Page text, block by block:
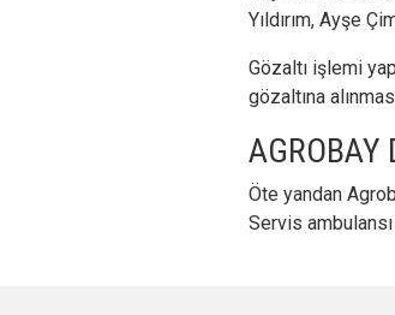
Yıldırım, Ayşe
Gözaltı işlemi
gözaltına
AGROBAY
Öte yandan
Servis